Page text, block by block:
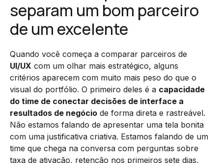
separam um bom parceiro
de um excelente
Quando você começa a comparar parceiros de
UI/UX com um olhar mais estratégico, alguns
critérios aparecem com muito mais peso do que o
visual do portfólio. O primeiro deles é a capacidade
do time de conectar decisões de interface a
resultados de negócio de forma direta e rastreável.
Não estamos falando de apresentar uma tela bonita
com uma justificativa criativa. Estamos falando de um
time que chega na conversa com perguntas sobre
taxa de ativação, retenção nos primeiros sete dias,